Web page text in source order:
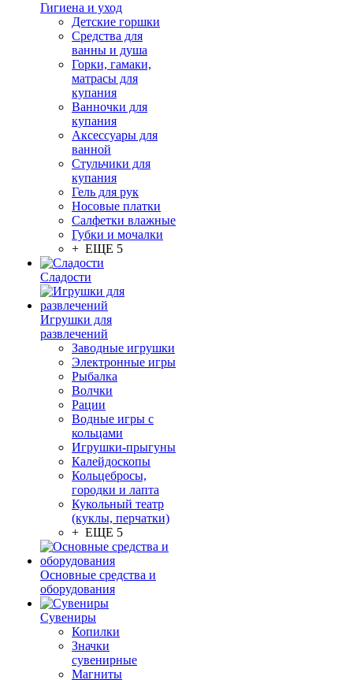
Гигиена и уход
Детские горшки
Средства для
ванны и душа
Горки, гамаки,
матрасы для
купания
Ванночки для
купания
Аксессуары для
ванной
Стульчики для
купания
Гель для рук
Носовые платки
Салфетки влажные
Губки и мочалки
+ ЕЩЕ 5
Сладости
Игрушки для
развлечений
Заводные игрушки
Электронные игры
Рыбалка
Волчки
Рации
Водные игры с
кольцами
Игрушки-прыгуны
Калейдоскопы
Кольцебросы,
городки и лапта
Кукольный театр
(куклы, перчатки)
+ ЕЩЕ 5
Основные средства и
оборудования
Сувениры
Копилки
Значки
сувенирные
Магниты